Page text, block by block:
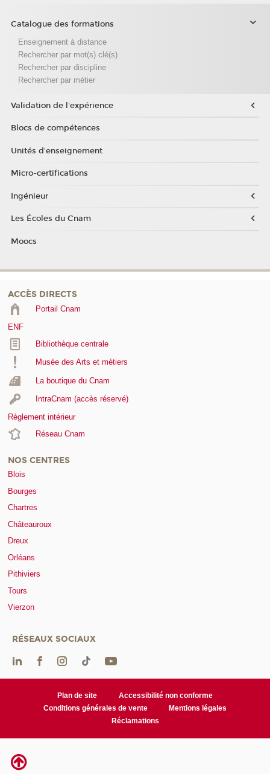
Catalogue des formations
Enseignement à distance
Rechercher par mot(s) clé(s)
Rechercher par discipline
Rechercher par métier
Validation de l'expérience
Blocs de compétences
Unités d'enseignement
Micro-certifications
Ingénieur
Les Écoles du Cnam
Moocs
ACCÈS DIRECTS
Portail Cnam
ENF
Bibliothèque centrale
Musée des Arts et métiers
La boutique du Cnam
IntraCnam (accès réservé)
Règlement intérieur
Réseau Cnam
NOS CENTRES
Blois
Bourges
Chartres
Châteauroux
Dreux
Orléans
Pithiviers
Tours
Vierzon
RÉSEAUX SOCIAUX
Plan de site
Accessibilité non conforme
Conditions générales de vente
Mentions légales
Réclamations